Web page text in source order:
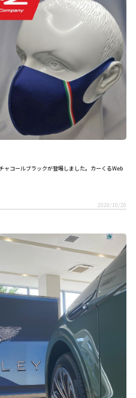
ャコールブラックが登場しました。カーくるWeb
2020/10/20